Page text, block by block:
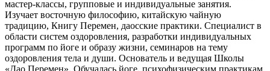
мастер-классы, групповые и индивидуальные занятия.
Изучает восточную философию, китайскую чайную
традицию, Книгу Перемен, даосские практики. Специалист в
области систем оздоровления, разработки индивидуальных
программ по йоге и образу жизни, семинаров на тему
оздоровления тела и души. Основатель и ведущая Школы
«Дао Перемен». Обучалась йоге, психофизическим практикам